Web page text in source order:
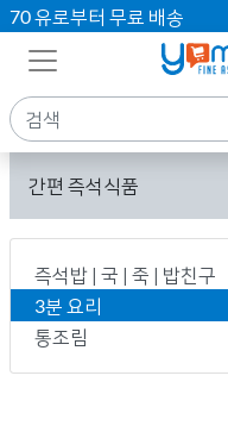
70 유로부터 무료 배송
간편 즉석식품
즉석밥 | 국 | 죽 | 밥친구
3분 요리
통조림